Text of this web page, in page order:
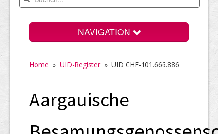
NAVIGATION
Neugründungen
Home » UID-Register» UID CHE-101.666.886
Aargauische